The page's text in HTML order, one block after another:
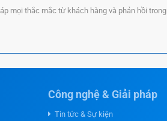
mọi thắc mắc từ khách hàng và phản hồi trong
Công nghệ & Giải pháp
Tin tức & Sự kiện